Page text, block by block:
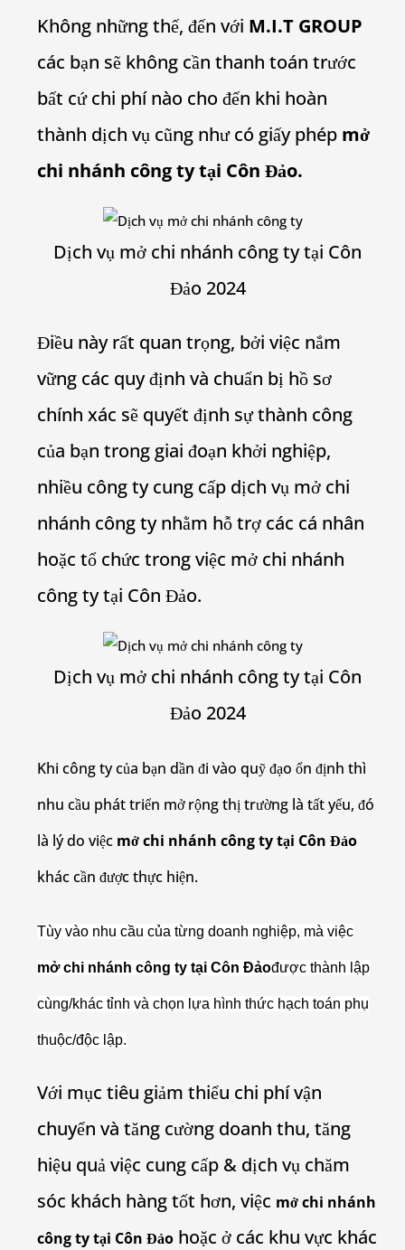
Không những thế, đến với M.I.T GROUP
các bạn sẽ không cần thanh toán trước
bất cứ chi phí nào cho đến khi hoàn
thành dịch vụ cũng như có giấy phép mở
chi nhánh công ty tại Côn Đảo.
Dịch vụ mở chi nhánh công ty tại Côn
Đảo 2024
Điều này rất quan trọng, bởi việc nắm
vững các quy định và chuẩn bị hồ sơ
chính xác sẽ quyết định sự thành công
của bạn trong giai đoạn khởi nghiệp,
nhiều công ty cung cấp dịch vụ mở chi
nhánh công ty nhằm hỗ trợ các cá nhân
hoặc tổ chức trong việc mở chi nhánh
công ty tại Côn Đảo.
Dịch vụ mở chi nhánh công ty tại Côn
Đảo 2024
Khi công ty của bạn dần đi vào quỹ đạo ổn định thì
nhu cầu phát triển mở rộng thị trường là tất yếu, đó
là lý do việc mở chi nhánh công ty tại Côn Đảo
khác cần được thực hiện.
Tùy vào nhu cầu của từng doanh nghiệp, mà việc
mở chi nhánh công ty tại Côn Đảođược thành lập
cùng/khác tỉnh và chọn lựa hình thức hạch toán phụ
thuộc/độc lập.
Với mục tiêu giảm thiểu chi phí vận
chuyển và tăng cường doanh thu, tăng
hiệu quả việc cung cấp & dịch vụ chăm
sóc khách hàng tốt hơn, việc mở chi nhánh
công ty tại Côn Đảo hoặc ở các khu vực khác